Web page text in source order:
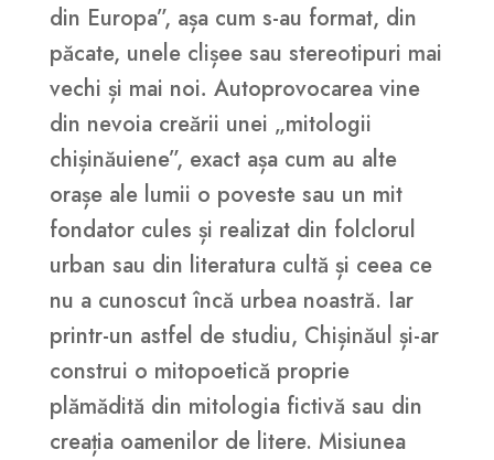
din Europa”, așa cum s-au format, din
păcate, unele clișee sau stereotipuri mai
vechi și mai noi. Autoprovocarea vine
din nevoia creării unei „mitologii
chișinăuiene”, exact așa cum au alte
orașe ale lumii o poveste sau un mit
fondator cules și realizat din folclorul
urban sau din literatura cultă și ceea ce
nu a cunoscut încă urbea noastră. Iar
printr-un astfel de studiu, Chișinăul și-ar
construi o mitopoetică proprie
plămădită din mitologia fictivă sau din
creația oamenilor de litere. Misiunea